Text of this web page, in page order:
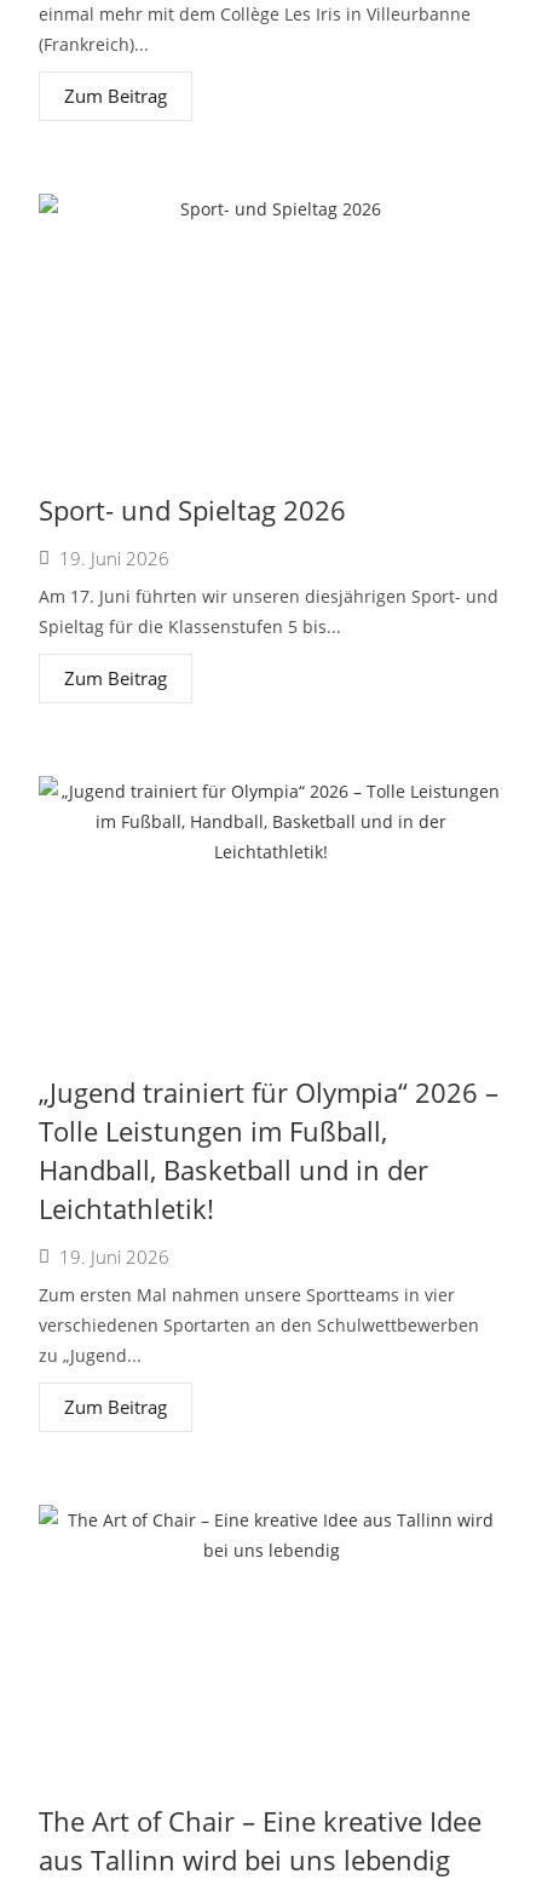
einmal mehr mit dem Collège Les Iris in Villeurbanne
(Frankreich)...
Zum Beitrag
Sport- und Spieltag 2026
19. Juni 2026
Am 17. Juni führten wir unseren diesjährigen Sport- und
Spieltag für die Klassenstufen 5 bis...
Zum Beitrag
„Jugend trainiert für Olympia“ 2026 –
Tolle Leistungen im Fußball,
Handball, Basketball und in der
Leichtathletik!
19. Juni 2026
Zum ersten Mal nahmen unsere Sportteams in vier
verschiedenen Sportarten an den Schulwettbewerben
zu „Jugend...
Zum Beitrag
The Art of Chair – Eine kreative Idee
aus Tallinn wird bei uns lebendig